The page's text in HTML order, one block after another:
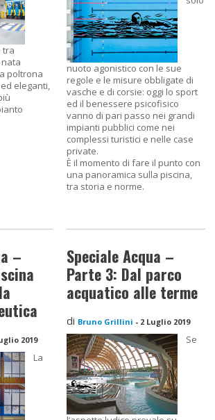
tra
poltrona
eleganti,
nuoto agonistico con le sue
regole e le misure obbligate di
vasche e di corsie: oggi lo sport
ed il benessere psicofisico
vanno di pari passo nei grandi
impianti pubblici come nei
complessi turistici e nelle case
private.
È il momento di fare il punto con
una panoramica sulla piscina,
tra storia e norme.
–
2019
La
Speciale Acqua –
Parte 3: Dal parco
acquatico alle terme
di Bruno Grillini - 2 Luglio 2019
Se